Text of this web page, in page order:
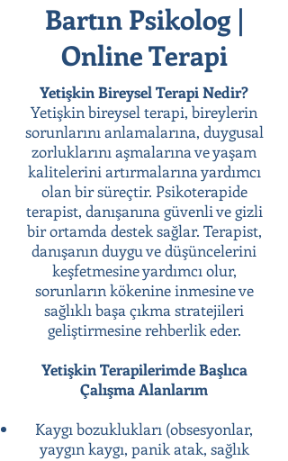
Bartın Psikolog |
Online Terapi
Yetişkin Bireysel Terapi Nedir?
Yetişkin bireysel terapi, bireylerin
sorunlarını anlamalarına, duygusal
zorluklarını aşmalarına ve yaşam
kalitelerini artırmalarına yardımcı
olan bir süreçtir. Psikoterapide
terapist, danışanına güvenli ve gizli
bir ortamda destek sağlar. Terapist,
danışanın duygu ve düşüncelerini
keşfetmesine yardımcı olur,
sorunların kökenine inmesine ve
sağlıklı başa çıkma stratejileri
geliştirmesine rehberlik eder.
Yetişkin Terapilerimde Başlıca
Çalışma Alanlarım
Kaygı bozuklukları (obsesyonlar,
yaygın kaygı, panik atak, sağlık